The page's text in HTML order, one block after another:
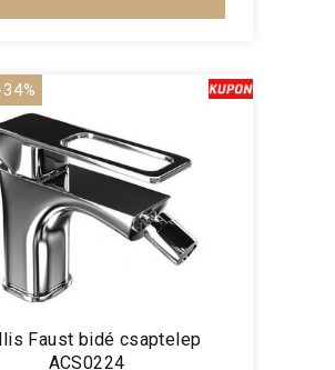
Faust bidé csaptelep
ACS0224